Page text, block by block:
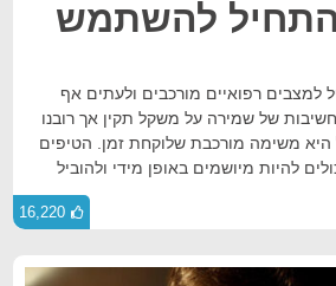
להשתמש
למצבים רפואיים מורכבים ולעתים אף
של שמירה על משקל תקין אך רובנו
היא משימה מורכבת שלוקחת זמן. הטיפים
להיות מיושמים באופן מידי ולהוביל
16,220